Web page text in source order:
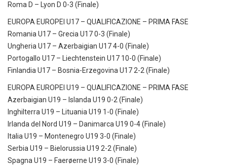
Roma D – Lyon D 0-3 (Finale)
EUROPA EUROPEI U17 – QUALIFICAZIONE – PRIMA FASE
Romania U17 – Grecia U17 0-3 (Finale)
Ungheria U17 – Azerbaigian U17 4-0 (Finale)
Portogallo U17 – Liechtenstein U17 10-0 (Finale)
Finlandia U17 – Bosnia-Erzegovina U17 2-2 (Finale)
EUROPA EUROPEI U19 – QUALIFICAZIONE – PRIMA FASE
Azerbaigian U19 – Islanda U19 0-2 (Finale)
Inghilterra U19 – Lituania U19 1-0 (Finale)
Irlanda del Nord U19 – Danimarca U19 0-4 (Finale)
Italia U19 – Montenegro U19 3-0 (Finale)
Serbia U19 – Bielorussia U19 2-2 (Finale)
Spagna U19 – Faerøerne U19 3-0 (Finale)